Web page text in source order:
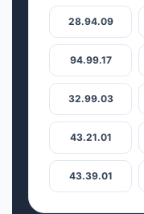
28.94.09
94.99.17
32.99.03
43.21.01
43.39.01